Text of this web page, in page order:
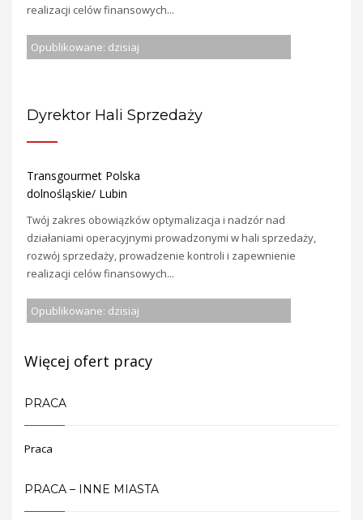
realizacji celów finansowych...
Opublikowane: dzisiaj
Dyrektor Hali Sprzedaży
Transgourmet Polska
dolnośląskie/ Lubin
Twój zakres obowiązków optymalizacja i nadzór nad
działaniami operacyjnymi prowadzonymi w hali sprzedaży,
rozwój sprzedaży, prowadzenie kontroli i zapewnienie
realizacji celów finansowych...
Opublikowane: dzisiaj
Więcej ofert pracy
PRACA
Praca
PRACA – INNE MIASTA